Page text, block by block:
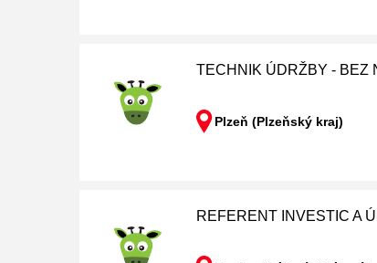
TECHNIK ÚDRŽBY - BEZ
Plzeň (Plzeňský kraj)
REFERENT INVESTIC A